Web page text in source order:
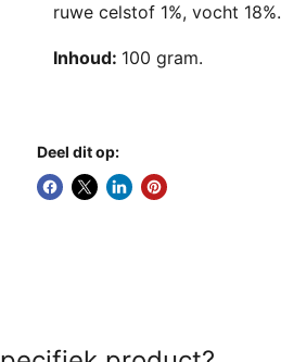
ruwe celstof 1%, vocht 18%.
Inhoud: 100 gram.
Deel dit op: